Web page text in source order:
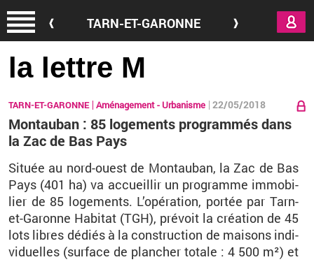
TARN-ET-GARONNE
la lettre M
TARN-ET-GARONNE Aménagement - Urbanisme 22/05/2018
Montauban : 85 logements programmés dans
la Zac de Bas Pays
Si­tuée au nord-ouest de Mon­tau­ban, la Zac de Bas
Pays (401 ha) va ac­cueillir un pro­gramme im­mo­bi­
lier de 85 lo­ge­ments. L’opé­ra­tion, por­tée par Tarn-
et-Ga­ronne Ha­bi­tat (TGH), pré­voit la créa­tion de 45
lots libres dé­diés à la construc­tion de mai­sons in­di­
vi­duelles (sur­face de plan­cher to­tale : 4 500 m²) et